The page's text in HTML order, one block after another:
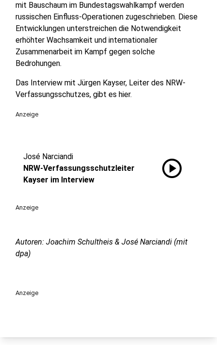
mit Bauschaum im Bundestagswahlkampf werden
russischen Einfluss-Operationen zugeschrieben. Diese
Entwicklungen unterstreichen die Notwendigkeit
erhöhter Wachsamkeit und internationaler
Zusammenarbeit im Kampf gegen solche
Bedrohungen.
Das Interview mit Jürgen Kayser, Leiter des NRW-
Verfassungsschutzes, gibt es hier.
Anzeige
José Narciandi
NRW-Verfassungsschutzleiter
Kayser im Interview
play_circle
Anzeige
Autoren: Joachim Schultheis & José Narciandi (mit
dpa)
Anzeige